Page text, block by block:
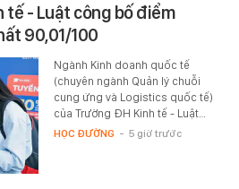
tế - Luật công bố điểm
90,01/100
Ngành Kinh doanh quốc tế
(chuyên ngành Quản lý chuỗi
cung ứng và Logistics quốc tế)
của Trường ĐH Kinh tế - Luật…
HỌC ĐƯỜNG - 5 giờ trước